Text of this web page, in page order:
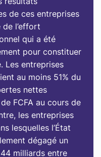
de ces entreprises
de l’effort
qui a été
pour constituer
Les entreprises
au moins 51% du
nettes
FCFA au cours de
les entreprises
lesquelles l’État
dégagé un
milliards entre